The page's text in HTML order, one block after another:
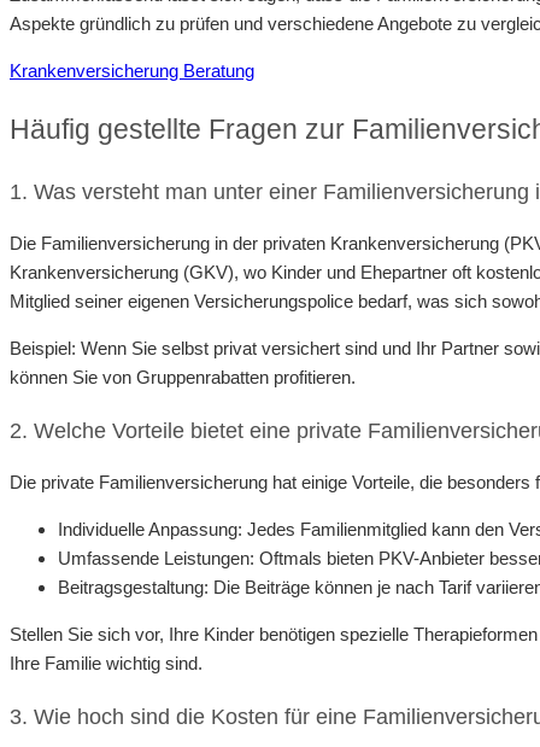
Aspekte gründlich zu prüfen und verschiedene Angebote zu
Krankenversicherung Beratung
Häufig gestellte Fragen zur
1. Was versteht man unter einer Familienversicherung
Die Familienversicherung in der privaten Krankenversicherung
Krankenversicherung (GKV), wo Kinder und Ehepartner oft
Mitglied seiner eigenen Versicherungspolice bedarf, was sich
Beispiel: Wenn Sie selbst privat versichert sind und Ihr Partner
können Sie von Gruppenrabatten profitieren.
2. Welche Vorteile bietet eine private
Die private Familienversicherung hat einige Vorteile, die
Individuelle Anpassung: Jedes Familienmitglied kann den
Umfassende Leistungen: Oftmals bieten PKV-Anbieter
Beitragsgestaltung: Die Beiträge können je nach Tarif
Stellen Sie sich vor, Ihre Kinder benötigen spezielle
Ihre Familie wichtig sind.
3. Wie hoch sind die Kosten für eine